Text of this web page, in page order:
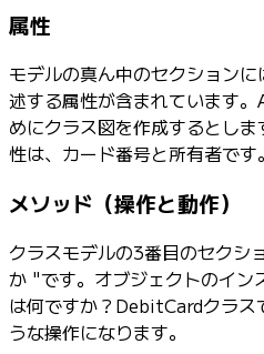
属性
モデルの真ん中のセクション
述する属性が含まれています
めにクラス図を作成するとし
性は、カード番号と所有者です。
メソッド（操作と動作）
クラスモデルの3番目のセクシ
か "です。オブジェクトのイン
は何ですか？DebitCardクラス
うな操作になります。